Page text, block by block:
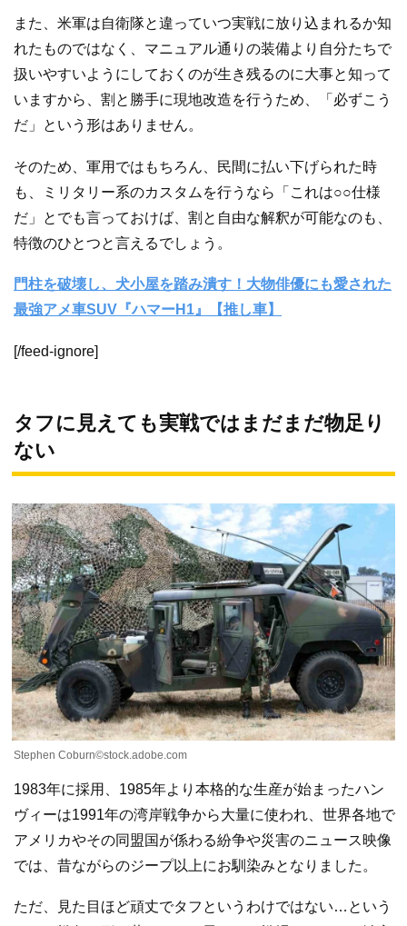
また、米軍は自衛隊と違っていつ実戦に放り込まれるか知
れたものではなく、マニュアル通りの装備より自分たちで
扱いやすいようにしておくのが生き残るのに大事と知って
いますから、割と勝手に現地改造を行うため、「必ずこう
だ」という形はありません。
そのため、軍用ではもちろん、民間に払い下げられた時
も、ミリタリー系のカスタムを行うなら「これは○○仕様
だ」とでも言っておけば、割と自由な解釈が可能なのも、
特徴のひとつと言えるでしょう。
門柱を破壊し、犬小屋を踏み潰す！大物俳優にも愛された
最強アメ車SUV『ハマーH1』【推し車】
[/feed-ignore]
タフに見えても実戦ではまだまだ物足り
ない
Stephen Coburn©stock.adobe.com
1983年に採用、1985年より本格的な生産が始まったハン
ヴィーは1991年の湾岸戦争から大量に使われ、世界各地で
アメリカやその同盟国が係わる紛争や災害のニュース映像
では、昔ながらのジープ以上にお馴染みとなりました。
ただ、見た目ほど頑丈でタフというわけではない…という